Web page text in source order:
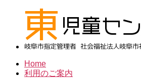
Home
利用のご案内